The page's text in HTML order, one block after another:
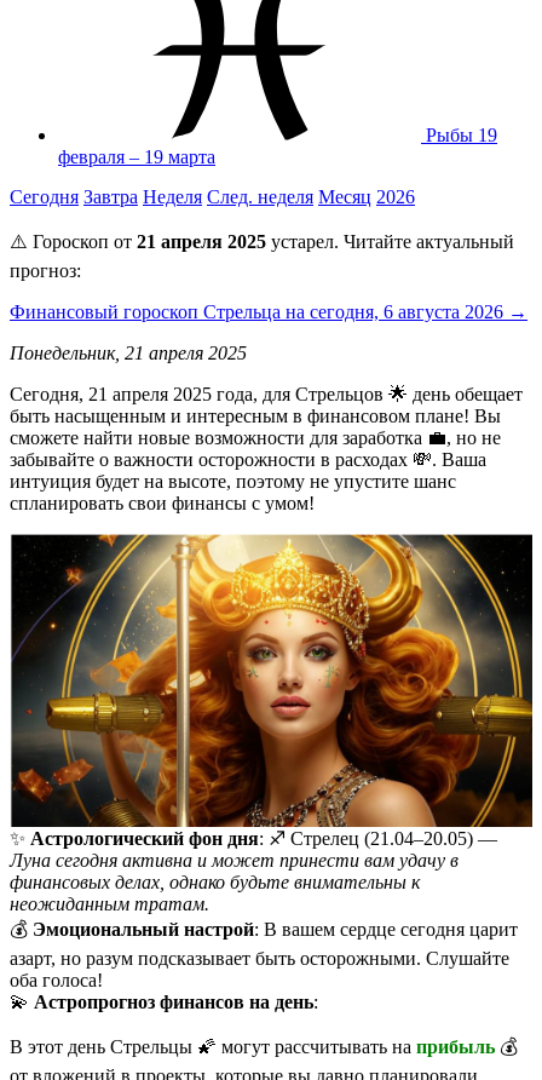
Рыбы 19
февраля – 19 марта
Сегодня Завтра Неделя След. неделя Месяц 2026
⚠️ Гороскоп от 21 апреля 2025 устарел. Читайте актуальный
прогноз:
Финансовый гороскоп Стрельца на сегодня, 6 августа 2026 →
Понедельник, 21 апреля 2025
Сегодня, 21 апреля 2025 года, для Стрельцов 🌟 день обещает
быть насыщенным и интересным в финансовом плане! Вы
сможете найти новые возможности для заработка 💼, но не
забывайте о важности осторожности в расходах 💸. Ваша
интуиция будет на высоте, поэтому не упустите шанс
спланировать свои финансы с умом!
✨ Астрологический фон дня: ♐️ Стрелец (21.04–20.05) —
Луна сегодня активна и может принести вам удачу в
финансовых делах, однако будьте внимательны к
неожиданным тратам.
💰 Эмоциональный настрой: В вашем сердце сегодня царит
азарт, но разум подсказывает быть осторожными. Слушайте
оба голоса!
💫 Астропрогноз финансов на день:
В этот день Стрельцы 🌠 могут рассчитывать на прибыль 💰